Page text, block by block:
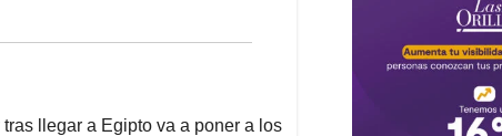
llegar a Egipto va a poner a los